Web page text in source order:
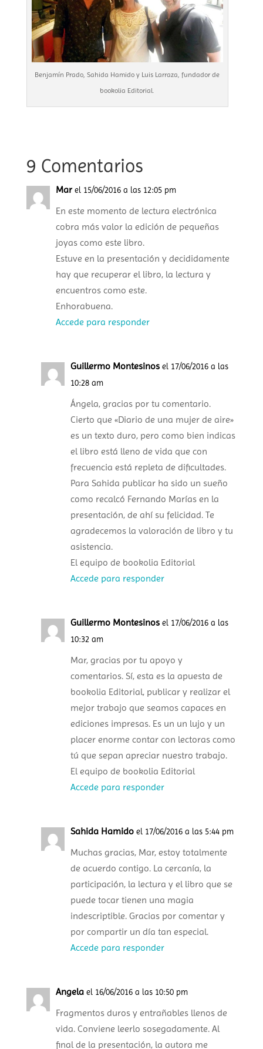
Benjamín Prado, Sahida Hamido y Luis Larraza, fundador de
bookolia Editorial.
9 Comentarios
Mar el 15/06/2016 a las 12:05 pm
En este momento de lectura electrónica
cobra más valor la edición de pequeñas
joyas como este libro.
Estuve en la presentación y decididamente
hay que recuperar el libro, la lectura y
encuentros como este.
Enhorabuena.
Accede para responder
Guillermo Montesinos el 17/06/2016 a las
10:28 am
Ángela, gracias por tu comentario.
Cierto que «Diario de una mujer de aire»
es un texto duro, pero como bien indicas
el libro está lleno de vida que con
frecuencia está repleta de dificultades.
Para Sahida publicar ha sido un sueño
como recalcó Fernando Marías en la
presentación, de ahí su felicidad. Te
agradecemos la valoración de libro y tu
asistencia.
El equipo de bookolia Editorial
Accede para responder
Guillermo Montesinos el 17/06/2016 a las
10:32 am
Mar, gracias por tu apoyo y
comentarios. Sí, esta es la apuesta de
bookolia Editorial, publicar y realizar el
mejor trabajo que seamos capaces en
ediciones impresas. Es un un lujo y un
placer enorme contar con lectoras como
tú que sepan apreciar nuestro trabajo.
El equipo de bookolia Editorial
Accede para responder
Sahida Hamido el 17/06/2016 a las 5:44 pm
Muchas gracias, Mar, estoy totalmente
de acuerdo contigo. La cercanía, la
participación, la lectura y el libro que se
puede tocar tienen una magia
indescriptible. Gracias por comentar y
por compartir un día tan especial.
Accede para responder
Angela el 16/06/2016 a las 10:50 pm
Fragmentos duros y entrañables llenos de
vida. Conviene leerlo sosegadamente. Al
final de la presentación, la autora me